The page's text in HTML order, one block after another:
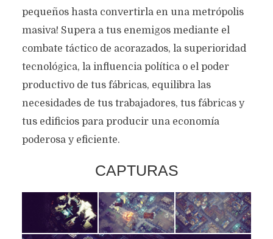
pequeños hasta convertirla en una metrópolis
masiva! Supera a tus enemigos mediante el
combate táctico de acorazados, la superioridad
tecnológica, la influencia política o el poder
productivo de tus fábricas, equilibra las
necesidades de tus trabajadores, tus fábricas y
tus edificios para producir una economía
poderosa y eficiente.
CAPTURAS